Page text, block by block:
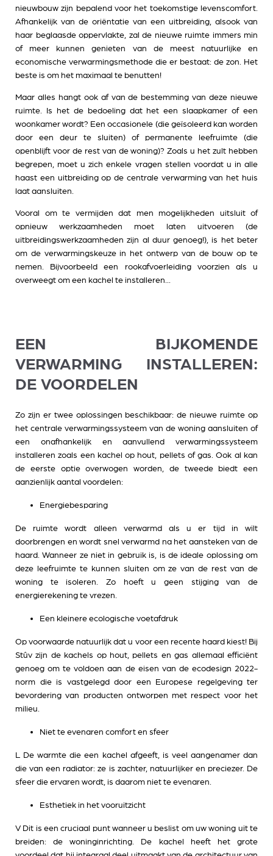
nieuwbouw zijn bepalend voor het toekomstige levenscomfort.
Afhankelijk van de oriëntatie van een uitbreiding, alsook van
haar beglaasde oppervlakte, zal de nieuwe ruimte immers min
of meer kunnen genieten van de meest natuurlijke en
economische verwarmingsmethode die er bestaat: de zon. Het
beste is om het maximaal te benutten!
Maar alles hangt ook af van de bestemming van deze nieuwe
ruimte. Is het de bedoeling dat het een slaapkamer of een
woonkamer wordt? Een occasionele (die geïsoleerd kan worden
door een deur te sluiten) of permanente leefruimte (die
openblijft voor de rest van de woning)? Zoals u het zult hebben
begrepen, moet u zich enkele vragen stellen voordat u in alle
haast een uitbreiding op de centrale verwarming van het huis
laat aansluiten.
Vooral om te vermijden dat men mogelijkheden uitsluit of
opnieuw werkzaamheden moet laten uitvoeren (de
uitbreidingswerkzaamheden zijn al duur genoeg!), is het beter
om de verwarmingskeuze in het ontwerp van de bouw op te
nemen. Bijvoorbeeld een rookafvoerleiding voorzien als u
overweegt om een kachel te installeren...
EEN BIJKOMENDE
VERWARMING INSTALLEREN:
DE VOORDELEN
Zo zijn er twee oplossingen beschikbaar: de nieuwe ruimte op
het centrale verwarmingssysteem van de woning aansluiten of
een onafhankelijk en aanvullend verwarmingssysteem
installeren zoals een kachel op hout, pellets of gas. Ook al kan
de eerste optie overwogen worden, de tweede biedt een
aanzienlijk aantal voordelen:
Energiebesparing
De ruimte wordt alleen verwarmd als u er tijd in wilt
doorbrengen en wordt snel verwarmd na het aansteken van de
haard. Wanneer ze niet in gebruik is, is de ideale oplossing om
deze leefruimte te kunnen sluiten om ze van de rest van de
woning te isoleren. Zo hoeft u geen stijging van de
energierekening te vrezen.
Een kleinere ecologische voetafdruk
Op voorwaarde natuurlijk dat u voor een recente haard kiest! Bij
Stûv zijn de kachels op hout, pellets en gas allemaal efficiënt
genoeg om te voldoen aan de eisen van de ecodesign 2022-
norm die is vastgelegd door een Europese regelgeving ter
bevordering van producten ontworpen met respect voor het
milieu.
Niet te evenaren comfort en sfeer
L De warmte die een kachel afgeeft, is veel aangenamer dan
die van een radiator: ze is zachter, natuurlijker en preciezer. De
sfeer die ervaren wordt, is daarom niet te evenaren.
Esthetiek in het vooruitzicht
V Dit is een cruciaal punt wanneer u beslist om uw woning uit te
breiden: de woninginrichting. De kachel heeft het grote